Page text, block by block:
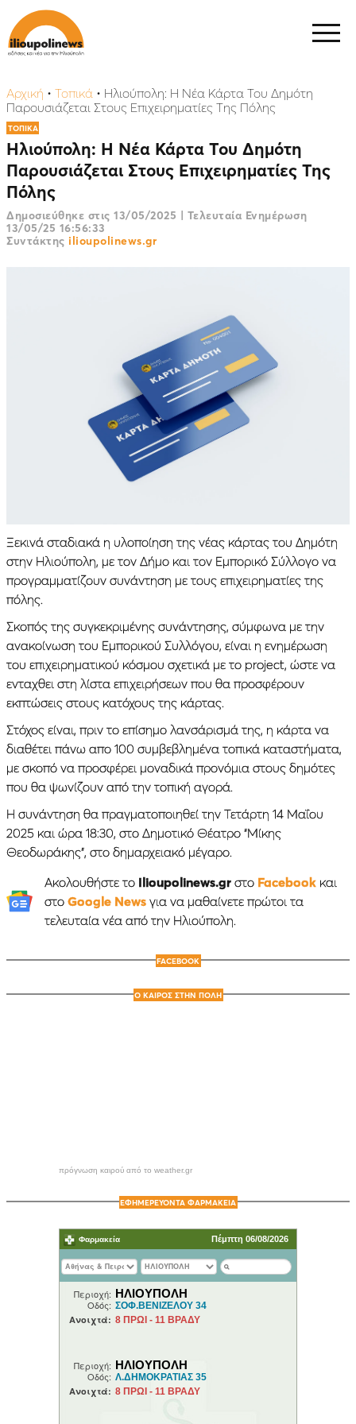
Αρχική • Τοπικά • Ηλιούπολη: Η Νέα Κάρτα Του Δημότη
Παρουσιάζεται Στους Επιχειρηματίες Της Πόλης
ΤΟΠΙΚΑ
Ηλιούπολη: Η Νέα Κάρτα Του Δημότη
Παρουσιάζεται Στους Επιχειρηματίες Της
Πόλης
Δημοσιεύθηκε στις 13/05/2025 | Τελευταία Ενημέρωση
13/05/25 16:56:33
Συντάκτης ilioupolinews.gr
Ξεκινά σταδιακά η υλοποίηση της νέας κάρτας του Δημότη
στην Ηλιούπολη, με τον Δήμο και τον Εμπορικό Σύλλογο να
προγραμματίζουν συνάντηση με τους επιχειρηματίες της
πόλης.
Σκοπός της συγκεκριμένης συνάντησης, σύμφωνα με την
ανακοίνωση του Εμπορικού Συλλόγου, είναι η ενημέρωση
του επιχειρηματικού κόσμου σχετικά με το project, ώστε να
ενταχθει στη λίστα επιχειρήσεων που θα προσφέρουν
εκπτώσεις στους κατόχους της κάρτας.
Στόχος είναι, πριν το επίσημο λανσάρισμά της, η κάρτα να
διαθέτει πάνω απο 100 συμβεβλημένα τοπικά καταστήματα,
με σκοπό να προσφέρει μοναδικά προνόμια στους δημότες
που θα ψωνίζουν από την τοπική αγορά.
Η συνάντηση θα πραγματοποιηθεί την Τετάρτη 14 Μαΐου
2025 και ώρα 18:30, στο Δημοτικό Θέατρο “Μίκης
Θεοδωράκης”, στο δημαρχειακό μέγαρο.
Ακολουθήστε το Ilioupolinews.grστο Facebookκαι
στο Google Newsγια να μαθαίνετε πρώτοι τα
τελευταία νέα από την Ηλιούπολη.
FACEBOOK
Ο ΚΑΙΡΟΣ ΣΤΗΝ ΠΟΛΗ
πρόγνωση καιρού από το weather.gr
ΕΦΗΜΕΡΕΥΟΝΤΑ ΦΑΡΜΑΚΕΙΑ